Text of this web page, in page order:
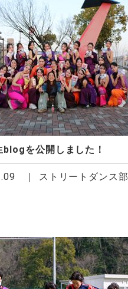
blogを公開しました！
ストリートダンス部